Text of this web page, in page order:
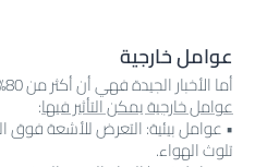
عوامل خارجية
أما الأخبار الجيدة فهي أن أكثر من 80% من شيخوخة البشرة ناتجة عن
عوامل خارجية يمكن التأثير فيها:
تلوث الهواء.